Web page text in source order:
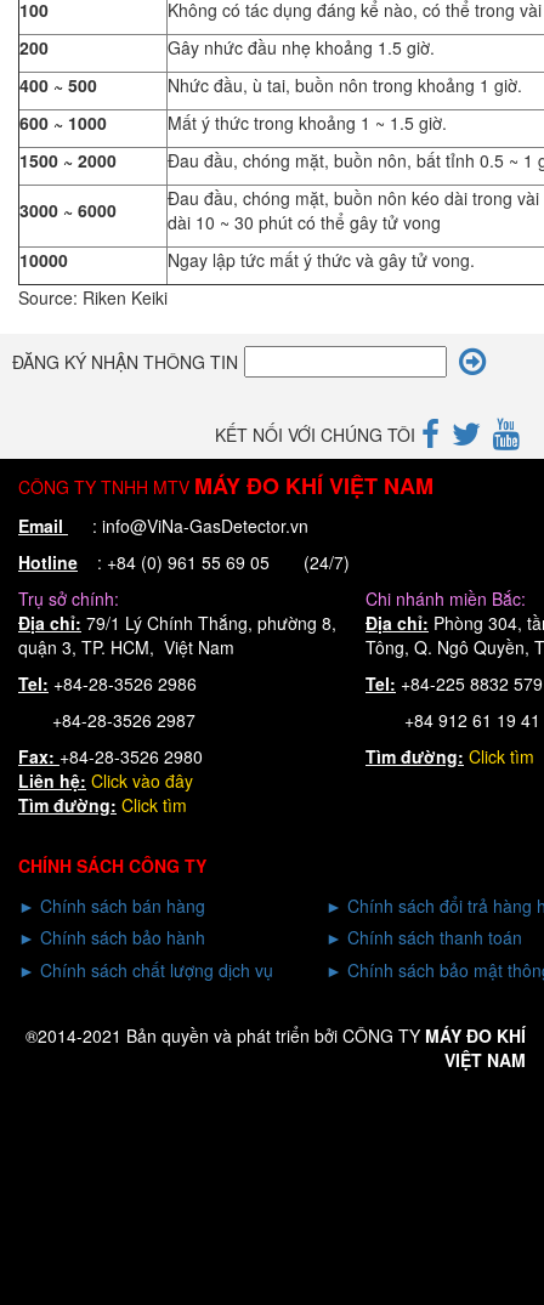
100
Không có tác dụng đáng kể nào, có thể trong
200
Gây nhức đầu nhẹ khoảng 1.5 giờ.
400 ~ 500
Nhức đầu, ù tai, buồn nôn trong khoảng 1 giờ.
600 ~ 1000
Mất ý thức trong khoảng 1 ~ 1.5 giờ.
1500 ~ 2000
Đau đầu, chóng mặt, buồn nôn, bất tỉnh 0.5 ~ 1
3000 ~ 6000
Đau đầu, chóng mặt, buồn nôn kéo dài trong vài
dài 10 ~ 30 phút có thể gây tử vong
10000
Ngay lập tức mất ý thức và gây tử vong.
Source: Riken Keiki
ĐĂNG KÝ NHẬN THÔNG TIN
KẾT NỐI VỚI CHÚNG TÔI
CÔNG TY TNHH MTV MÁY ĐO KHÍ VIỆT NAM
Email
: info@ViNa-GasDetector.vn
Hotline : +84 (0) 961 55 69 05 (24/7)
Trụ sở chính:
Chi nhánh miền Bắc:
Địa chỉ: 79/1 Lý Chính Thắng, phường 8,
quận 3, TP. HCM, Việt Nam
Địa chỉ: Phòng 304,
Tông, Q. Ngô Quyền,
Tel: +84-28-3526 2986
+84-28-3526 2987
Tel: +84-225 8832
+84 912 61 19 41
Fax: +84-28-3526 2980 Tìm đường: Click tìm
Liên hệ: Click vào đây
Tìm đường: Click tìm
CHÍNH SÁCH CÔNG TY
► Chính sách bán hàng ► Chính sách đổi trả hàng
► Chính sách bảo hành ► Chính sách thanh toán
► Chính sách chất lượng dịch vụ ► Chính sách bảo mật
®2014-2021 Bản quyền và phát triển bởi CÔNG TY MÁY ĐO KHÍ
VIỆT NAM